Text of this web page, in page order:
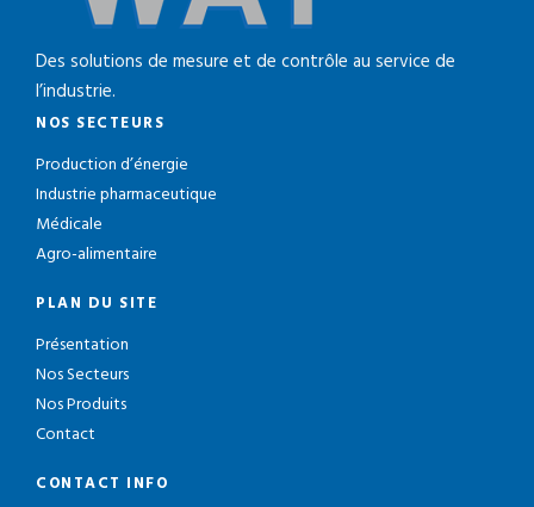
Des solutions de mesure et de contrôle au service de
l’industrie.
NOS SECTEURS
Production d’énergie
Industrie pharmaceutique
Médicale
Agro-alimentaire
PLAN DU SITE
Présentation
Nos Secteurs
Nos Produits
Contact
CONTACT INFO